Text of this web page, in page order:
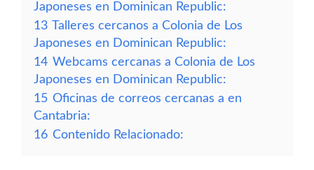
Japoneses en Dominican Republic:
13 Talleres cercanos a Colonia de Los
Japoneses en Dominican Republic:
14 Webcams cercanas a Colonia de Los
Japoneses en Dominican Republic:
15 Oficinas de correos cercanas a en
Cantabria:
16 Contenido Relacionado: